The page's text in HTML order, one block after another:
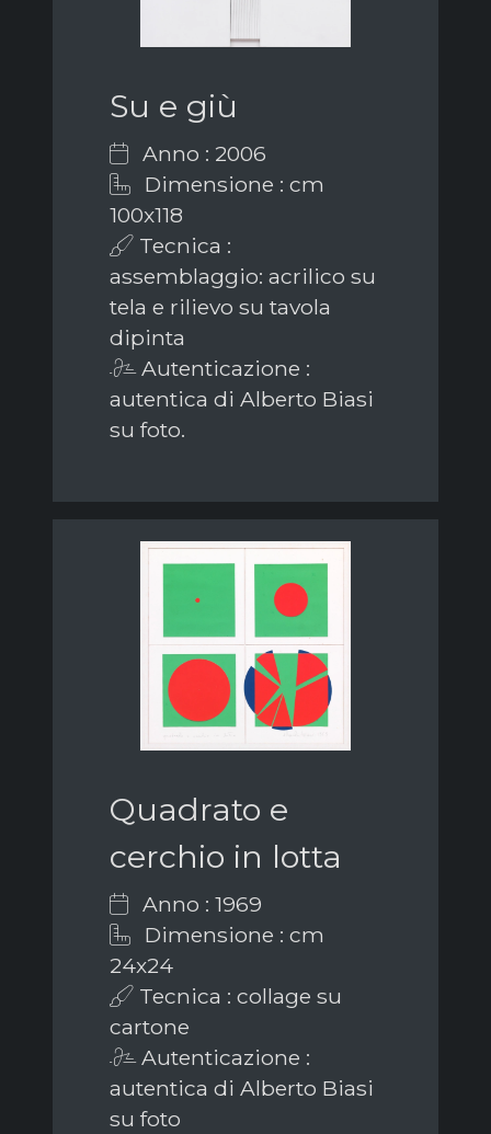
Su e giù
Anno : 2006
Dimensione : cm
100x118
Tecnica :
assemblaggio: acrilico su
tela e rilievo su tavola
dipinta
Autenticazione :
autentica di Alberto Biasi
su foto.
Quadrato e
cerchio in lotta
Anno : 1969
Dimensione : cm
24x24
Tecnica : collage su
cartone
Autenticazione :
autentica di Alberto Biasi
su foto